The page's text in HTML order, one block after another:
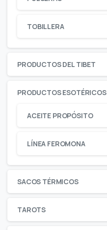
TOBILLERA
PRODUCTOS DEL TIBET
PRODUCTOS ESOTÉRICOS
ACEITE PROPÓSITO
LÍNEA FEROMONA
SACOS TÉRMICOS
TAROTS